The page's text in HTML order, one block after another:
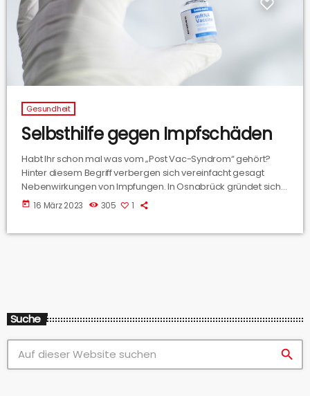
Gesundheit
Selbsthilfe gegen Impfschäden
Habt Ihr schon mal was vom „Post Vac-Syndrom“ gehört?
Hinter diesem Begriff verbergen sich vereinfacht gesagt
Nebenwirkungen von Impfungen. In Osnabrück gründet sich
gerade eine Selbsthilfegruppe, in der sich Betroffene
untereinander austauschen können. Mit deren Gründerin
today 16 März 2023 305 1
Suche
search